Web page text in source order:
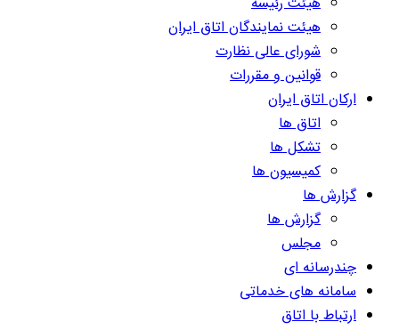
هیئت نمایندگان اتاق ایران
شورای عالی نظارت
قوانین و مقررات
ارکان اتاق ایران
اتاق ها
تشکل ها
کمیسیون ها
گزارش ها
گزارش ها
مجلس
چندرسانه ای
سامانه های خدماتی
ارتباط با اتاق